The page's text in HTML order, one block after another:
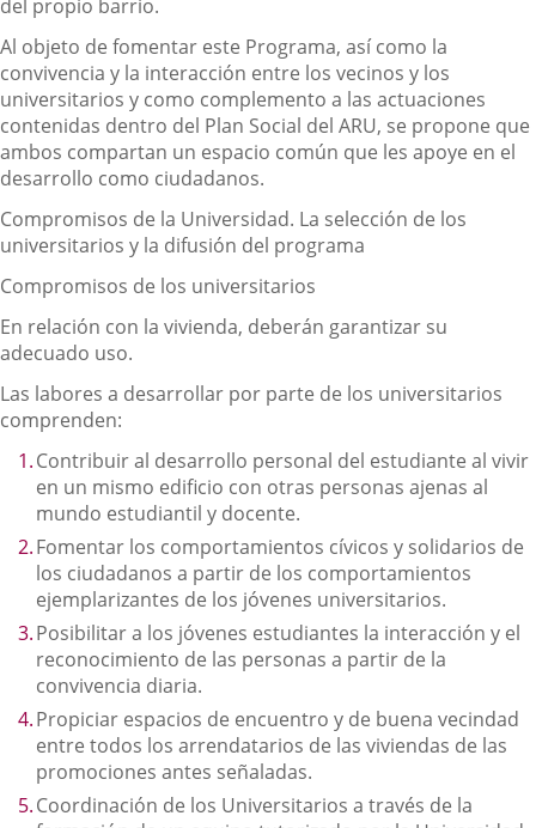
del propio barrio.
Al objeto de fomentar este Programa, así como la
convivencia y la interacción entre los vecinos y los
universitarios y como complemento a las actuaciones
contenidas dentro del Plan Social del ARU, se propone que
ambos compartan un espacio común que les apoye en el
desarrollo como ciudadanos.
Compromisos de la Universidad. La selección de los
universitarios y la difusión del programa
Compromisos de los universitarios
En relación con la vivienda, deberán garantizar su
adecuado uso.
Las labores a desarrollar por parte de los universitarios
comprenden:
Contribuir al desarrollo personal del estudiante al vivir
en un mismo edificio con otras personas ajenas al
mundo estudiantil y docente.
Fomentar los comportamientos cívicos y solidarios de
los ciudadanos a partir de los comportamientos
ejemplarizantes de los jóvenes universitarios.
Posibilitar a los jóvenes estudiantes la interacción y el
reconocimiento de las personas a partir de la
convivencia diaria.
Propiciar espacios de encuentro y de buena vecindad
entre todos los arrendatarios de las viviendas de las
promociones antes señaladas.
Coordinación de los Universitarios a través de la